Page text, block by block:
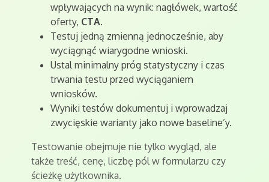
wpływających na wynik: nagłówek, wartość
oferty, CTA.
Testuj jedną zmienną jednocześnie, aby
wyciągnąć wiarygodne wnioski.
Ustal minimalny próg statystyczny i czas
trwania testu przed wyciąganiem
wniosków.
Wyniki testów dokumentuj i wprowadzaj
zwycięskie warianty jako nowe baseline’y.
Testowanie obejmuje nie tylko wygląd, ale
także treść, cenę, liczbę pól w formularzu czy
ścieżkę użytkownika.